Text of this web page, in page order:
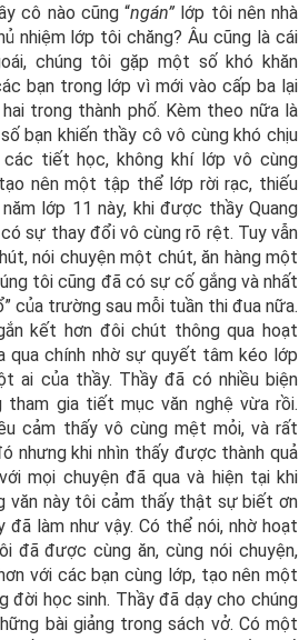
cô nào cũng “ngán” lớp tôi nên nhà
nhiệm lớp tôi chăng? Âu cũng là cái
chúng tôi gặp một số khó khăn
bạn trong lớp vì mới vào cấp ba lại
trong thành phố. Kèm theo nữa là
bạn khiến thầy cô vô cùng khó chịu
tiết học, không khí lớp vô cùng
nên một tập thể lớp rời rạc, thiếu
lớp 11 này, khi được thầy Quang
sự thay đổi vô cùng rõ rệt. Tuy vẫn
nói chuyện một chút, ăn hàng một
tôi cũng đã có sự cố gắng và nhất
của trường sau mỗi tuần thi đua nữa.
kết hơn đôi chút thông qua hoạt
qua chính nhờ sự quyết tâm kéo lớp
ai của thầy. Thầy đã có nhiều biện
gia tiết mục văn nghệ vừa rồi.
cảm thấy vô cùng mệt mỏi, và rất
nhưng khi nhìn thấy được thành quả
mọi chuyện đã qua và hiện tại khi
văn này tôi cảm thấy thật sự biết ơn
làm như vậy. Có thể nói, nhờ hoạt
đã được cùng ăn, cùng nói chuyện,
với các bạn cùng lớp, tạo nên một
đời học sinh. Thầy đã dạy cho chúng
bài giảng trong sách vở. Có một